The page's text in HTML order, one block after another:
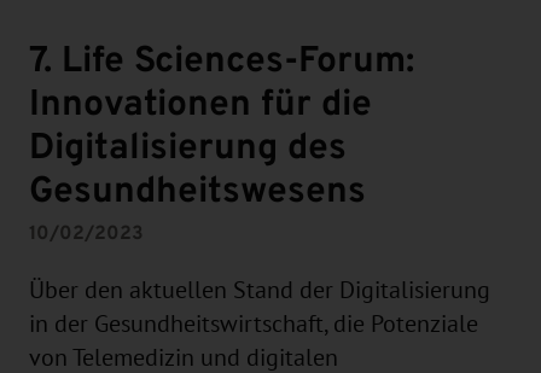
7. Life Sciences-Forum:
Innovationen für die
Digitalisierung des
Gesundheitswesens
10/02/2023
Über den aktuellen Stand der Digitalisierung
in der Gesundheitswirtschaft, die Potenziale
von Telemedizin und digitalen